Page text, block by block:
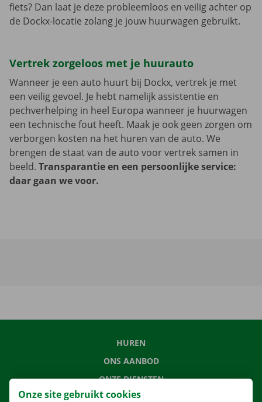
fiets? Dan laat je deze probleemloos en veilig achter op
de Dockx-locatie zolang je jouw huurwagen gebruikt.
Vertrek zorgeloos met je huurauto
Wanneer je een auto huurt bij Dockx, vertrek je met
een veilig gevoel. Je hebt namelijk assistentie en
pechverhelping in heel Europa wanneer je huurwagen
een technische fout heeft. Maak je ook geen zorgen om
verborgen kosten na het huren van de auto. We
brengen de staat van de auto voor vertrek samen in
beeld. Transparantie en een persoonlijke service:
daar gaan we voor.
HUREN
ONS AANBOD
ONZE DIENSTEN
LOCATIES
Onze site gebruikt cookies